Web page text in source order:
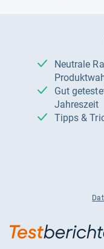
Neutrale Ratgeber – hilfreich für Ihre
Gut getestete Produkte – passend zur
Jahreszeit
Tipps &